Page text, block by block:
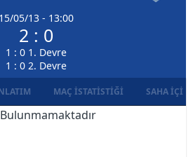
15/05/13 - 13:00
2 : 0
1 : 0 1. Devre
1 : 0 2. Devre
MAÇ İSTATISTIĞI SAHA İÇI